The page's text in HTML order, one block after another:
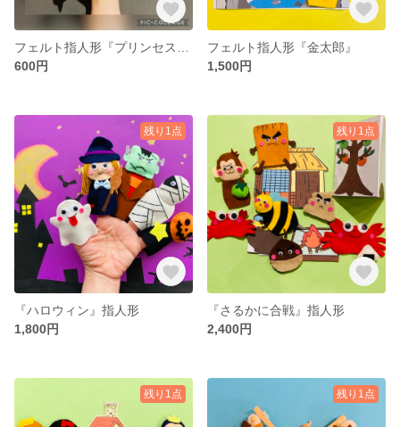
600円
フェルト指人形『金太郎』
1,500円
残り1点
『ハロウィン』指人形
1,800円
残り1点
『さるかに合戦』指人形
2,400円
残り1点 残り1点